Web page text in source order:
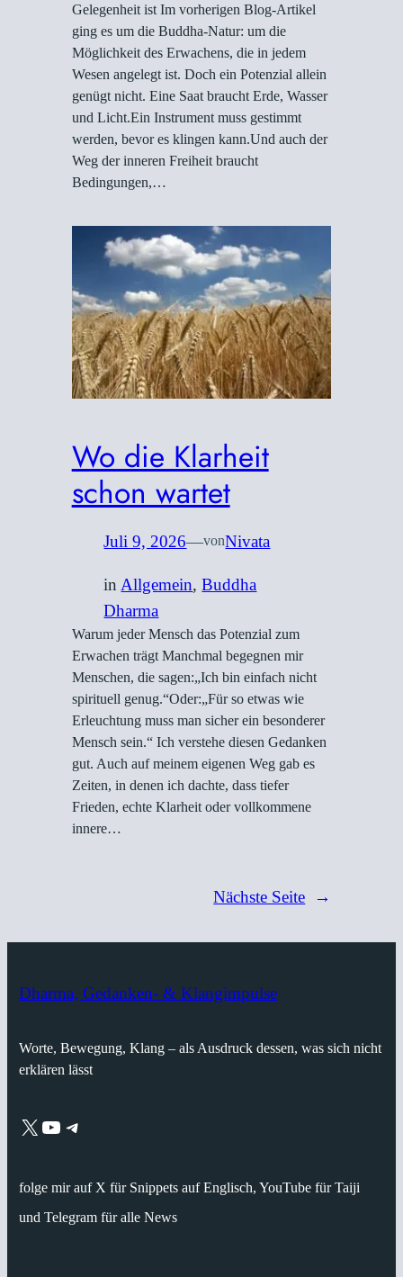
Gelegenheit ist Im vorherigen Blog-Artikel
ging es um die Buddha-Natur: um die
Möglichkeit des Erwachens, die in jedem
Wesen angelegt ist. Doch ein Potenzial allein
genügt nicht. Eine Saat braucht Erde, Wasser
und Licht.Ein Instrument muss gestimmt
werden, bevor es klingen kann.Und auch der
Weg der inneren Freiheit braucht
Bedingungen,…
Wo die Klarheit
schon wartet
Juli 9, 2026—vonNivata
in Allgemein, Buddha
Dharma
Warum jeder Mensch das Potenzial zum
Erwachen trägt Manchmal begegnen mir
Menschen, die sagen:„Ich bin einfach nicht
spirituell genug.“Oder:„Für so etwas wie
Erleuchtung muss man sicher ein besonderer
Mensch sein.“ Ich verstehe diesen Gedanken
gut. Auch auf meinem eigenen Weg gab es
Zeiten, in denen ich dachte, dass tiefer
Frieden, echte Klarheit oder vollkommene
innere…
Nächste Seite →
Dharma, Gedanken- & Klangimpulse
Worte, Bewegung, Klang – als Ausdruck dessen, was sich nicht
erklären lässt
X YouTube Telegram
folge mir auf X für Snippets auf Englisch, YouTube für Taiji
und Telegram für alle News